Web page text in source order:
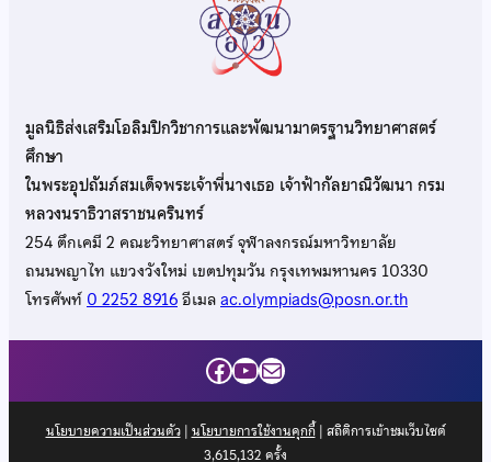
มูลนิธิส่งเสริมโอลิมปิกวิชาการและพัฒนามาตรฐานวิทยาศาสตร์
ศึกษา
ในพระอุปถัมภ์สมเด็จพระเจ้าพี่นางเธอ เจ้าฟ้ากัลยาณิวัฒนา กรม
หลวงนราธิวาสราชนครินทร์
254 ตึกเคมี 2 คณะวิทยาศาสตร์ จุฬาลงกรณ์มหาวิทยาลัย
ถนนพญาไท แขวงวังใหม่ เขตปทุมวัน กรุงเทพมหานคร 10330
โทรศัพท์0 2252 8916อีเมลac.olympiads@posn.or.th
Facebook
YouTube
Mail
นโยบายความเป็นส่วนตัว| นโยบายการใช้งานคุกกี้| สถิติการเข้าชมเว็บไซต์
3,615,132 ครั้ง